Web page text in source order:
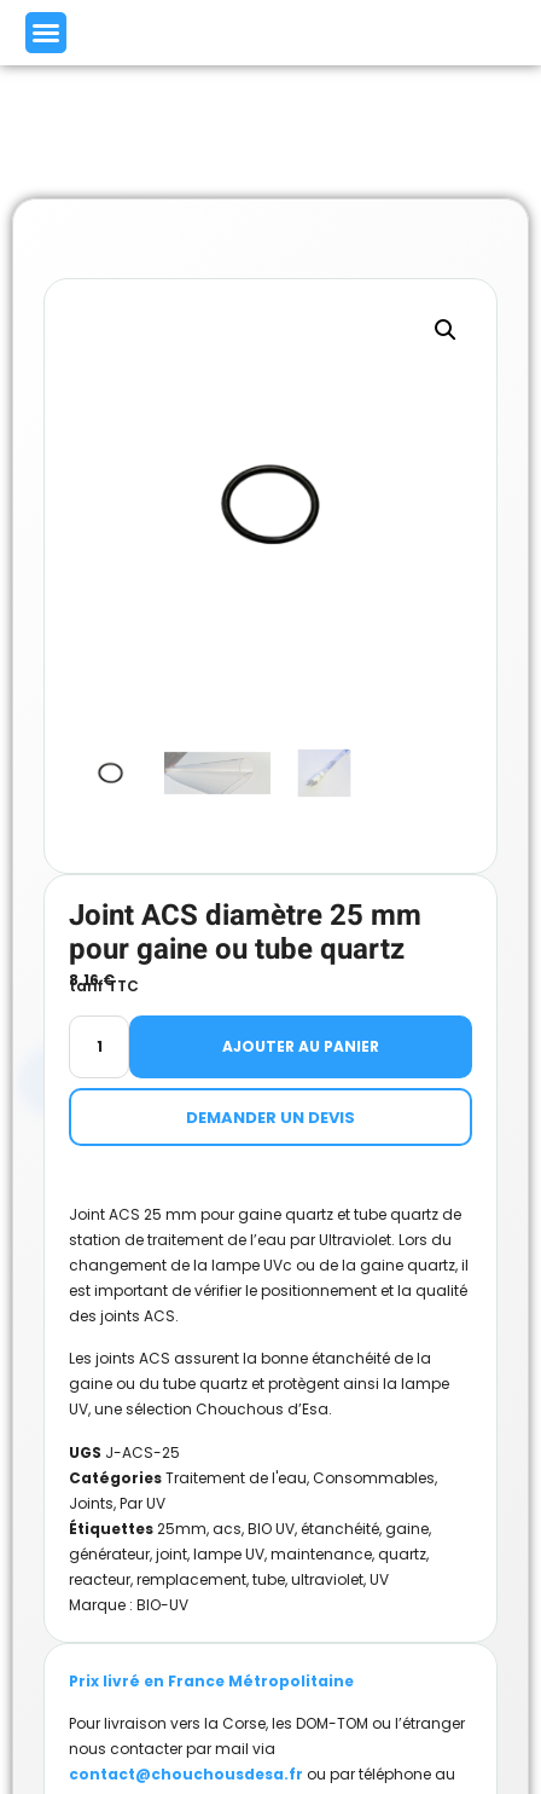
Joint ACS diamètre 25 mm
pour gaine ou tube quartz
8.16€
tarif TTC
AJOUTER AU PANIER
DEMANDER UN DEVIS
Joint ACS 25 mm pour gaine quartz et tube quartz de
station de traitement de l’eau par Ultraviolet. Lors du
changement de la lampe UVc ou de la gaine quartz, il
est important de vérifier le positionnement et la qualité
des joints ACS.
Les joints ACS assurent la bonne étanchéité de la
gaine ou du tube quartz et protègent ainsi la lampe
UV, une sélection Chouchous d’Esa.
UGS J-ACS-25
CatégoriesTraitement de l'eau,Consommables,
Joints,Par UV
Étiquettes25mm,acs,BIO UV,étanchéité,gaine,
générateur,joint,lampe UV,maintenance,quartz,
reacteur,remplacement,tube,ultraviolet,UV
Marque : BIO-UV
Prix livré en France Métropolitaine
Pour livraison vers la Corse, les DOM-TOM ou l’étranger
nous contacter par mail via
contact@chouchousdesa.fr ou par téléphone au